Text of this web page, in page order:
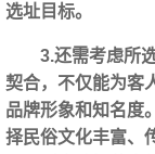
选址目标。
3.还需考虑所
契合，不仅能为客
品牌形象和知名度
择民俗文化丰富、